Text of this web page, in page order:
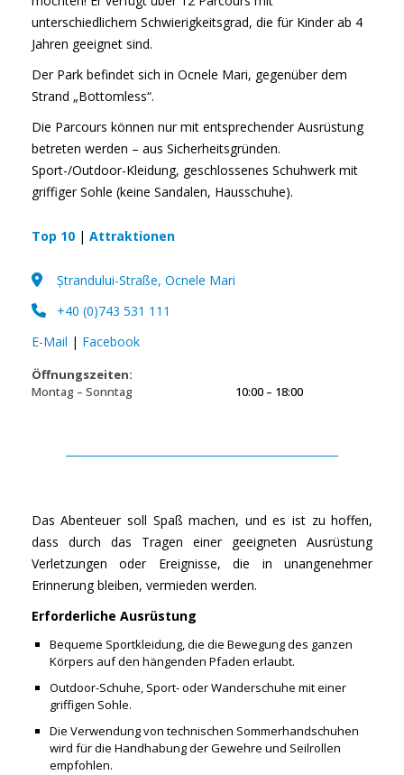
unterschiedlichem Schwierigkeitsgrad, die für Kinder ab 4
Jahren geeignet sind.
Der Park befindet sich in Ocnele Mari, gegenüber dem
Strand „Bottomless“.
Die Parcours können nur mit entsprechender Ausrüstung
betreten werden – aus Sicherheitsgründen.
Sport-/Outdoor-Kleidung, geschlossenes Schuhwerk mit
griffiger Sohle (keine Sandalen, Hausschuhe).
Top 10| Attraktionen
Ștrandului-Straße, Ocnele Mari
+40 (0)743 531 111
E-Mail | Facebook
Öffnungszeiten:
Montag – Sonntag
10:00 – 18:00
Das Abenteuer soll Spaß machen, und es ist zu hoffen,
dass durch das Tragen einer geeigneten Ausrüstung
Verletzungen oder Ereignisse, die in unangenehmer
Erinnerung bleiben, vermieden werden.
Erforderliche Ausrüstung
Bequeme Sportkleidung, die die Bewegung des ganzen
Körpers auf den hängenden Pfaden erlaubt.
Outdoor-Schuhe, Sport- oder Wanderschuhe mit einer
griffigen Sohle.
Die Verwendung von technischen Sommerhandschuhen
wird für die Handhabung der Gewehre und Seilrollen
empfohlen.